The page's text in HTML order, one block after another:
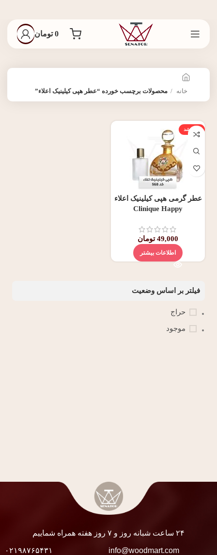
0 تومان
خانه محصولات برچسب خورده “عطر هپی کیلینیک اعلاء”
تمام شد
عطر گرمی هپی کیلینیک اعلاء
Clinique Happy
49,000 تومان
اطلاعات بیشتر
فیلتر بر اساس وضعیت
حراج
موجود
۲۴ ساعت شبانه روز و ۷ روز هفته همراه شماییم
info@woodmart.com ۰۲۱۹۸۷۶۵۴۳۱